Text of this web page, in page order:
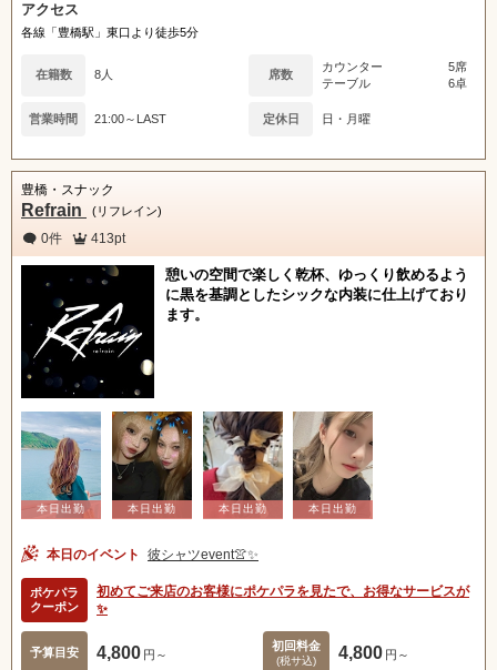
アクセス
各線「豊橋駅」東口より徒歩5分
在籍数 8人 席数
カウンター
5席
テーブル
6卓
営業時間 21:00～LAST 定休日 日・月曜
豊橋・スナック
Refrain (リフレイン)
0件 413pt
憩いの空間で楽しく乾杯、ゆっくり飲めるよう
に黒を基調としたシックな内装に仕上げており
ます。
本日のイベント 彼シャツevent👚✨
ポケパラ
クーポン
初めてご来店のお客様にポケパラを見たで、お得なサービスが
✨
予算目安 4,800 円～
初回料金
(税サ込) 4,800 円～